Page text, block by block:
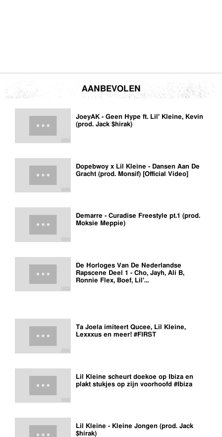
AANBEVOLEN
JoeyAK - Geen Hype ft. Lil' Kleine, Kevin
(prod. Jack $hirak)
Dopebwoy x Lil Kleine - Dansen Aan De
Gracht (prod. Monsif) [Official Video]
Demarre - Curadise Freestyle pt.1 (prod.
Moksie Meppie)
De Horloges Van De Nederlandse
Rapscene Deel 1 - Cho, Jayh, Ali B,
Ronnie Flex, Boef, Lil'…
Ta Joela imiteert Qucee, Lil Kleine,
Lexxxus en meer! #FIRST
Lil Kleine scheurt doekoe op Ibiza en
plakt stukjes op zijn voorhoofd #Ibiza
Lil Kleine - Kleine Jongen (prod. Jack
$hirak)